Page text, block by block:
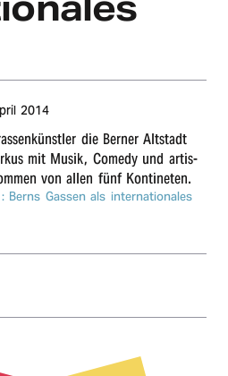
2014
die Berner ­Altstadt
mit Musik, Comedy und artis­
von allen fünf Kontineten.
: Berns Gassen als internationales